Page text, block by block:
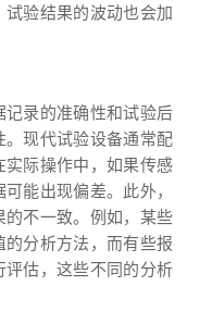
验结果的波动也会加
录的准确性和试验后
。现代试验设备通常配
际操作中，如果传感
能出现偏差。此外，
不一致。例如，某些
分析方法，而有些报
评估，这些不同的分析